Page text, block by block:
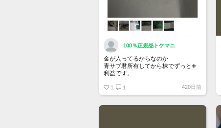
100％正規品トケマニ
金が入ってるからなのか
青サブ君所有してから株でずっと➕
利益です。
銘柄番号7932 ニッピ
1 1 420日前